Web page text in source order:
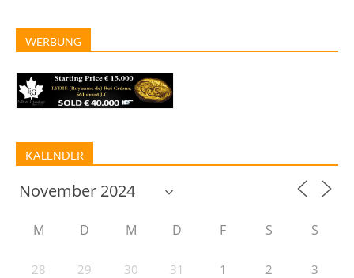
WERBUNG
KALENDER
M D M D F S S
28 29 30 31 1 2 3